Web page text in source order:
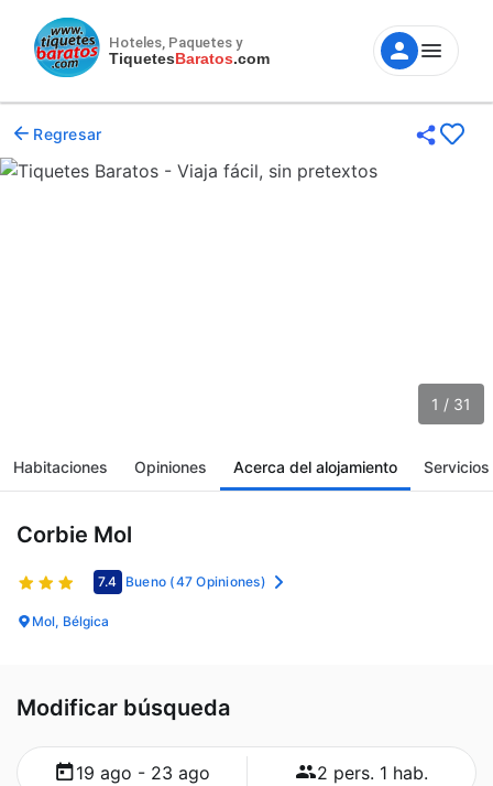
Hoteles, Paquetes y
TiquetesBaratos.com
Regresar
1 / 31
Habitaciones Opiniones Acerca del alojamiento Servicios
Corbie Mol
7.4 Bueno (47 Opiniones)
Mol, Bélgica
Modificar búsqueda
19 ago - 23 ago 2 pers. 1 hab.